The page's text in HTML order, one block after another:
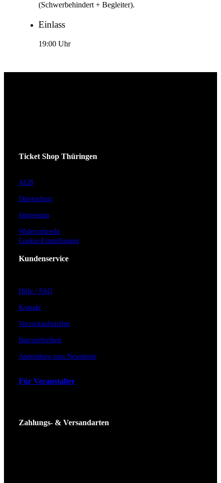
(Schwerbehindert + Begleiter).
Einlass
19:00 Uhr
Ticket Shop Thüringen
AGB
Datenschutz
Impressum
Widerrufsrecht
Cookie-Einstellungen
Kundenservice
Hilfe / FAQ
Kontakt
Vorverkaufsstellen
Barrierefreiheit
Anmeldung zum Newsletter
Für Veranstalter
Zahlungs- & Versandarten